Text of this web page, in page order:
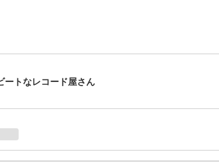
ートなレコード屋さん